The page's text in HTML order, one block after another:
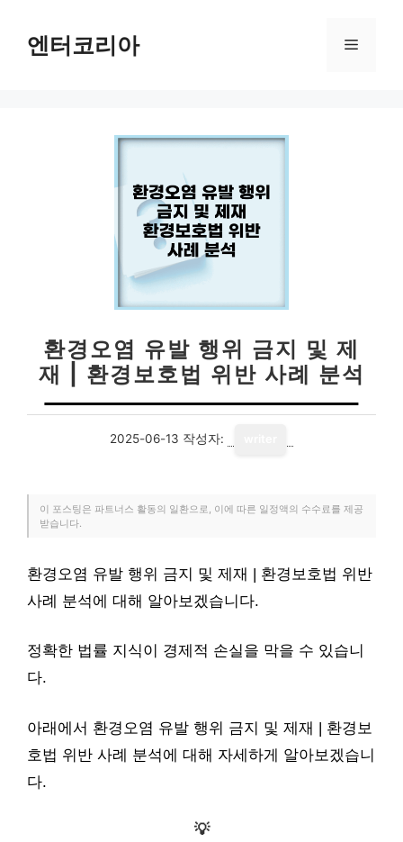
엔터코리아 메
환경오염 유발 행위 금지 및 제
재 | 환경보호법 위반 사례 분석
2025-06-13 작성자:
이 포스팅은 파트너스 활동의 일환으로, 이에 따른 일정액의 수수료를 제공
받습니다.
환경오염 유발 행위 금지 및 제재 | 환경보호법 위반
사례 분석에 대해 알아보겠습니다.
정확한 법률 지식이 경제적 손실을 막을 수 있습니
다.
아래에서 환경오염 유발 행위 금지 및 제재 | 환경보
호법 위반 사례 분석에 대해 자세하게 알아보겠습니
다.
💡